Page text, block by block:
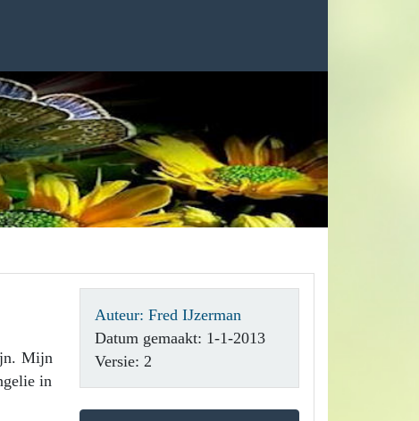
Mijn
in
Auteur: Fred IJzerman
Datum gemaakt: 1-1-2013
Versie: 2